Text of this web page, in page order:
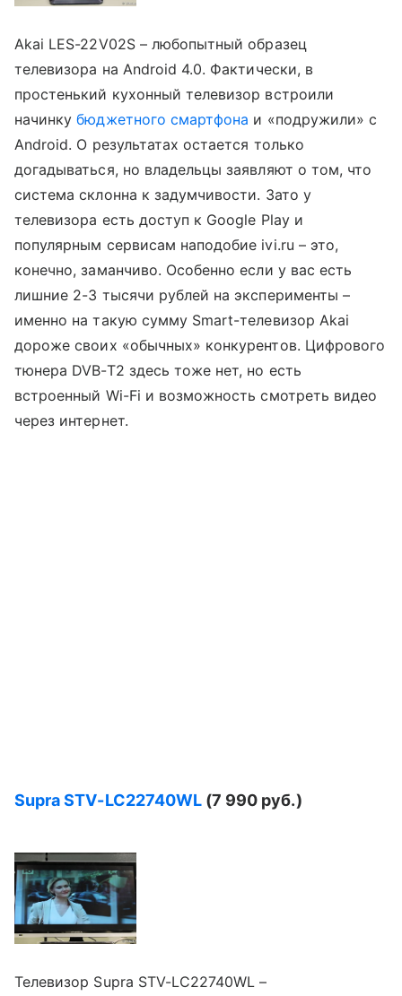
Akai LES-22V02S – любопытный образец
телевизора на Android 4.0. Фактически, в
простенький кухонный телевизор встроили
начинкубюджетного смартфона и «подружили» с
Android. О результатах остается только
догадываться, но владельцы заявляют о том, что
система склонна к задумчивости. Зато у
телевизора есть доступ к Google Play и
популярным сервисам наподобие ivi.ru – это,
конечно, заманчиво. Особенно если у вас есть
лишние 2-3 тысячи рублей на эксперименты –
именно на такую сумму Smart-телевизор Akai
дороже своих «обычных» конкурентов. Цифрового
тюнера DVB-T2 здесь тоже нет, но есть
встроенный Wi-Fi и возможность смотреть видео
через интернет.
SupraSTV-LC22740WL(7 990 руб.)
Телевизор Supra STV-LC22740WL –